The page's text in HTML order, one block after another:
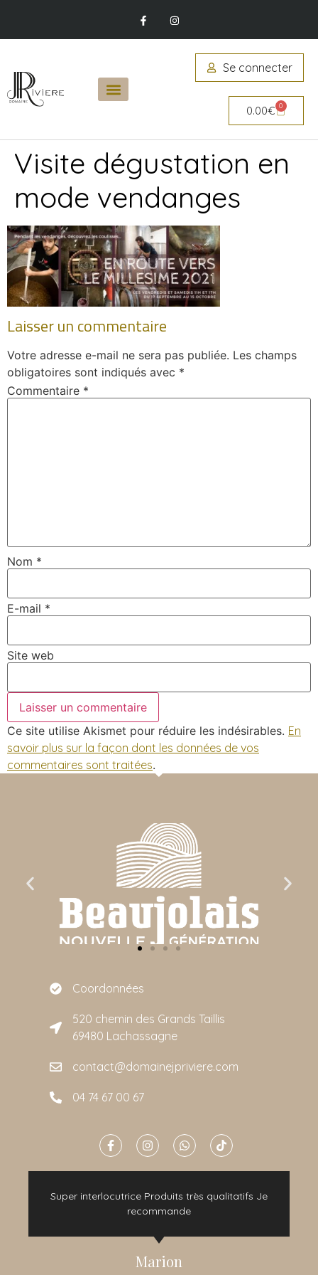
Se connecter
0.00€ 0
Visite dégustation en
mode vendanges
Laisser un commentaire
Votre adresse e-mail ne sera pas publiée. Les champs
obligatoires sont indiqués avec *
Commentaire *
Nom *
E-mail *
Site web
Ce site utilise Akismet pour réduire les indésirables. En
savoir plus sur la façon dont les données de vos
commentaires sont traitées.
Coordonnées
520 chemin des Grands Taillis
69480 Lachassagne
contact@domainejpriviere.com
04 74 67 00 67
Super interlocutrice Produits très qualitatifs Je
recommande
Marion